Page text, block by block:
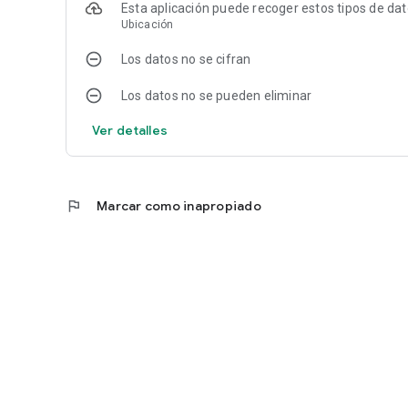
Esta aplicación puede recoger estos tipos de
Ubicación
Los datos no se cifran
Los datos no se pueden eliminar
Ver detalles
flag Marcar como inapropiado